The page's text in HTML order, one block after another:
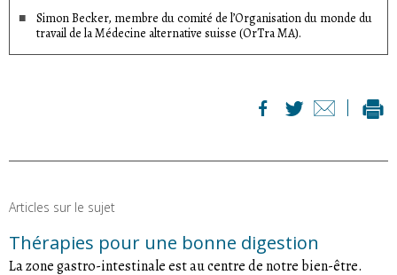
Simon Becker, membre du comité de l’Organisation du monde du
travail de la Médecine alternative suisse (OrTra MA).
Articles sur le sujet
Thérapies pour une bonne digestion
La zone gastro-intestinale est au centre de notre bien-être.